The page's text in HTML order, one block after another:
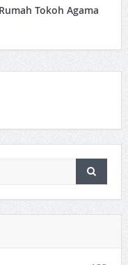
Tokoh Agama